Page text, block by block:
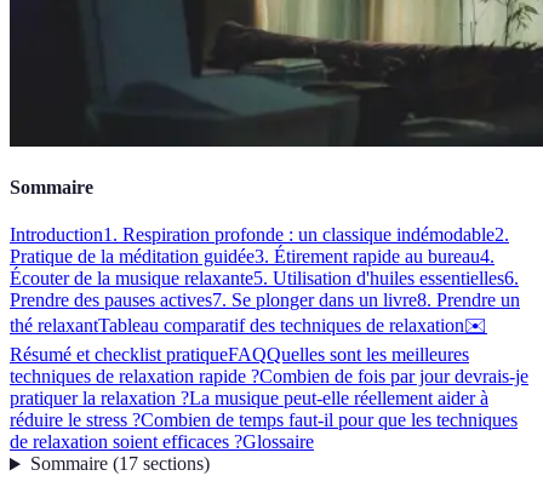
Sommaire
Introduction1. Respiration profonde : un classique indémodable2.
Pratique de la méditation guidée3. Étirement rapide au bureau4.
Écouter de la musique relaxante5. Utilisation d'huiles essentielles6.
Prendre des pauses actives7. Se plonger dans un livre8. Prendre un
thé relaxantTableau comparatif des techniques de relaxation✉️
Résumé et checklist pratiqueFAQQuelles sont les meilleures
techniques de relaxation rapide ?Combien de fois par jour devrais-je
pratiquer la relaxation ?La musique peut-elle réellement aider à
réduire le stress ?Combien de temps faut-il pour que les techniques
de relaxation soient efficaces ?Glossaire
Sommaire(17 sections)